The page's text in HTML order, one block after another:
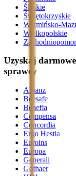
Śląskie
Świętokrzyskie
Warmińsko-
Wielkopolskie
Uzyskaj darmowe
sprawcy
Allianz
Beesafe
Benefia
Compensa
Concordia
Ergo Hestia
Euroins
Europa
Generali
Gothaer